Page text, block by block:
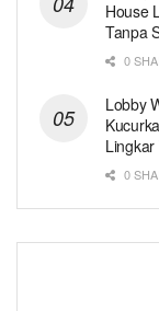
House
Tanpa
0
Lobby
0